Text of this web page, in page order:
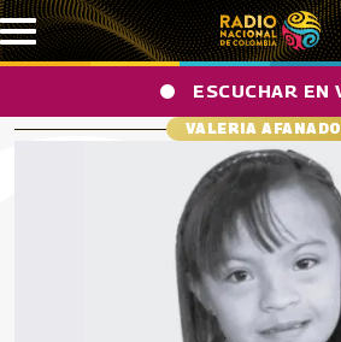
Pasar al contenido principal
ESCUCHAR EN
VALERIA